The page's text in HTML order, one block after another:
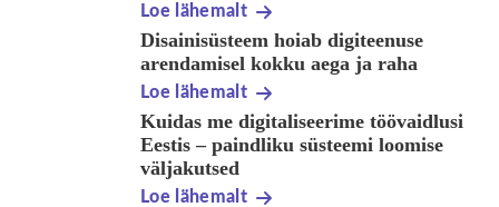
Loe lähemalt
Disainisüsteem hoiab digiteenuse
arendamisel kokku aega ja raha
Loe lähemalt
Kuidas me digitaliseerime töövaidlusi
Eestis – paindliku süsteemi loomise
väljakutsed
Loe lähemalt